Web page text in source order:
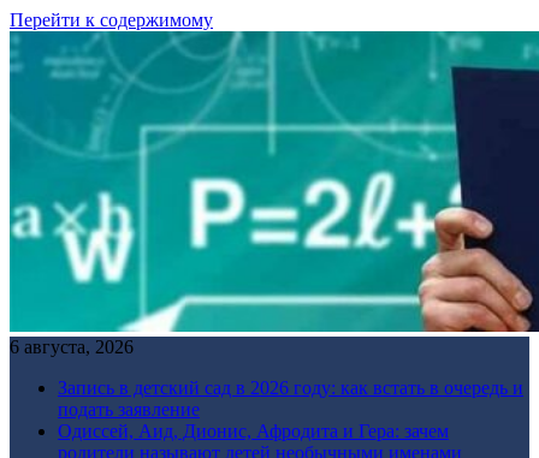
Перейти к содержимому
6 августа, 2026
Запись в детский сад в 2026 году: как встать в очередь и
подать заявление
Одиссей, Аид, Дионис, Афродита и Гера: зачем
родители называют детей необычными именами